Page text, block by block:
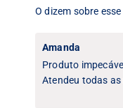
O dizem sobre
Amanda
Produto
Atendeu todas